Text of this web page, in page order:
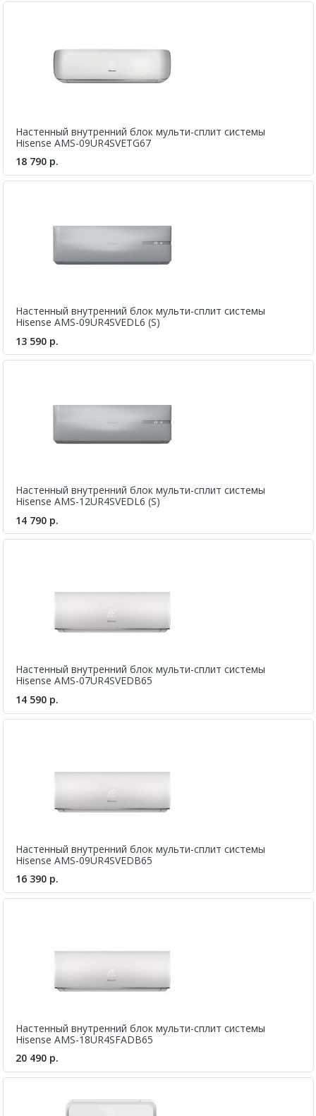
Настенный внутренний блок мульти-сплит системы
Hisense AMS-09UR4SVETG67
18 790 р.
Настенный внутренний блок мульти-сплит системы
Hisense AMS-09UR4SVEDL6 (S)
13 590 р.
Настенный внутренний блок мульти-сплит системы
Hisense AMS-12UR4SVEDL6 (S)
14 790 р.
Настенный внутренний блок мульти-сплит системы
Hisense AMS-07UR4SVEDB65
14 590 р.
Настенный внутренний блок мульти-сплит системы
Hisense AMS-09UR4SVEDB65
16 390 р.
Настенный внутренний блок мульти-сплит системы
Hisense AMS-18UR4SFADB65
20 490 р.